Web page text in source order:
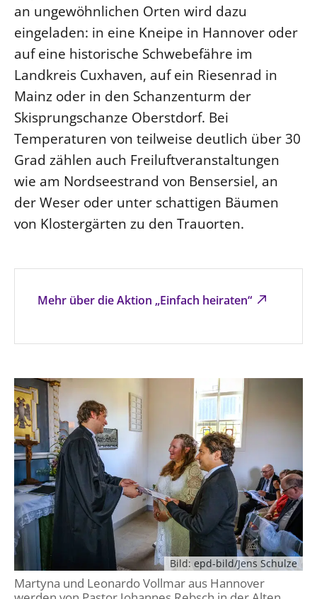
Mehr über die Aktion „Einfach heiraten“
an ungewöhnlichen Orten wird dazu
eingeladen: in eine Kneipe in Hannover oder
auf eine historische Schwebefähre im
Landkreis Cuxhaven, auf ein Riesenrad in
Mainz oder in den Schanzenturm der
Skisprungschanze Oberstdorf. Bei
Temperaturen von teilweise deutlich über 30
Grad zählen auch Freiluftveranstaltungen
wie am Nordseestrand von Bensersiel, an
der Weser oder unter schattigen Bäumen
von Klostergärten zu den Trauorten.
Bild: epd-bild/Jens Schulze
Martyna und Leonardo Vollmar aus Hannover